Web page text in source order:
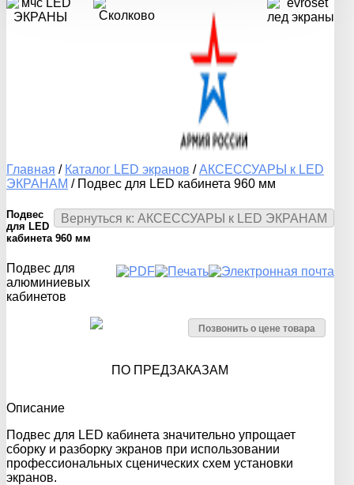
Главная / Каталог LED экранов /АКСЕССУАРЫ к LED
ЭКРАНАМ / Подвес для LED кабинета 960 мм
Вернуться к: АКСЕССУАРЫ к LED ЭКРАНАМ
Подвес
для LED
кабинета 960 мм
Подвес для
алюминиевых
кабинетов
Позвонить о цене товара
ПО ПРЕДЗАКАЗАМ
Описание
Подвес для LED кабинета значительно упрощает
сборку и разборку экранов при использовании
профессиональных сценических схем установки
экранов.